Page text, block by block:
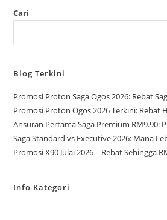
Cari
Blog Terkini
Promosi Proton Saga Ogos 2026: Rebat
Promosi Proton Ogos 2026 Terkini: Rebat
Ansuran Pertama Saga Premium RM9.90:
Saga Standard vs Executive 2026: Mana
Promosi X90 Julai 2026 – Rebat Sehingga
Info Kategori